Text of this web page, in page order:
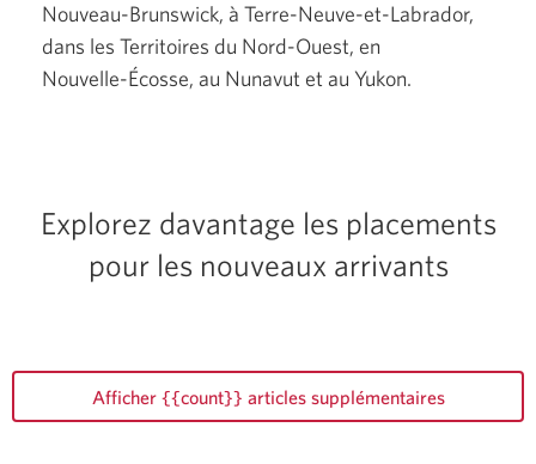
Nouveau-Brunswick, à Terre-Neuve-et-Labrador,
dans les Territoires du Nord-Ouest, en
Nouvelle-Écosse, au Nunavut et au Yukon.
Explorez davantage les placements
pour les nouveaux arrivants
Afficher {{count}} articles supplémentaires